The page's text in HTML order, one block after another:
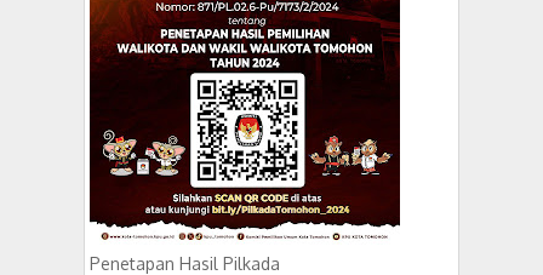
Penetapan Hasil Pilkada